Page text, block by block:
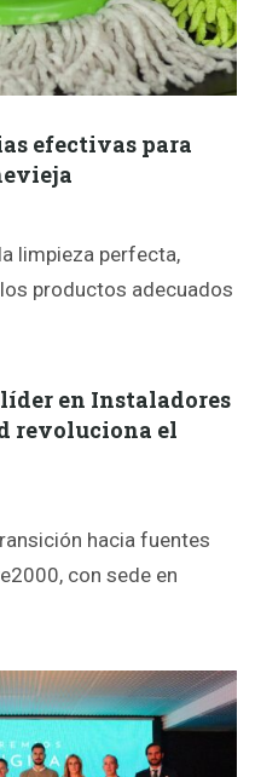
efectivas para
limpieza perfecta,
productos adecuados
en Instaladores
revoluciona el
hacia fuentes
con sede en